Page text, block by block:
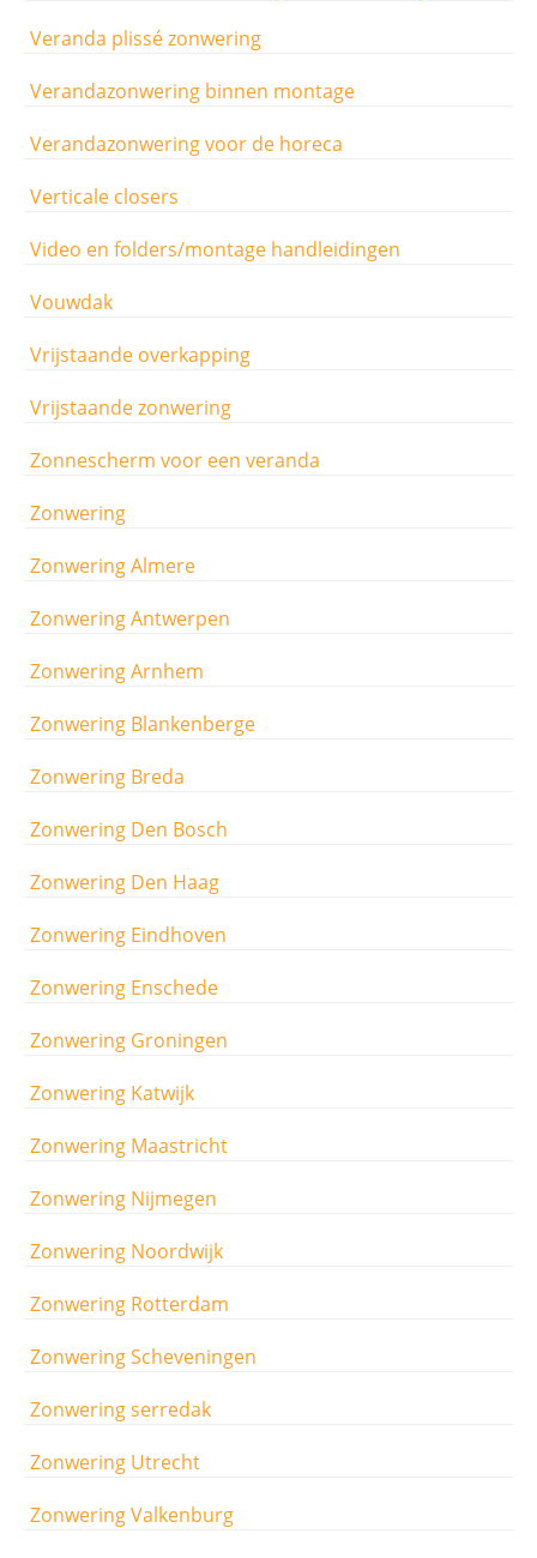
Veranda plissé zonwering
Verandazonwering binnen montage
Verandazonwering voor de horeca
Verticale closers
Video en folders/montage handleidingen
Vouwdak
Vrijstaande overkapping
Vrijstaande zonwering
Zonnescherm voor een veranda
Zonwering
Zonwering Almere
Zonwering Antwerpen
Zonwering Arnhem
Zonwering Blankenberge
Zonwering Breda
Zonwering Den Bosch
Zonwering Den Haag
Zonwering Eindhoven
Zonwering Enschede
Zonwering Groningen
Zonwering Katwijk
Zonwering Maastricht
Zonwering Nijmegen
Zonwering Noordwijk
Zonwering Rotterdam
Zonwering Scheveningen
Zonwering serredak
Zonwering Utrecht
Zonwering Valkenburg